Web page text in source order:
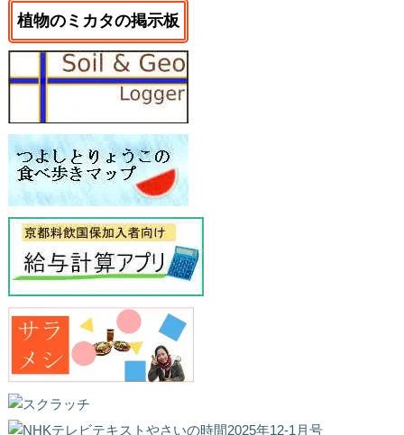
植物のミカタの掲示板